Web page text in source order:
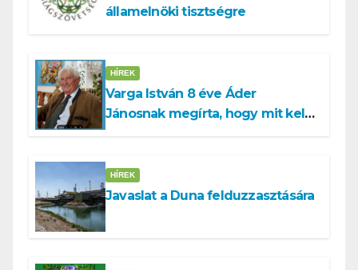
államelnöki tisztségre
HÍREK
Varga István 8 éve Áder
Jánosnak megírta, hogy mit kell
HÍREK
Javaslat a Duna felduzzasztására